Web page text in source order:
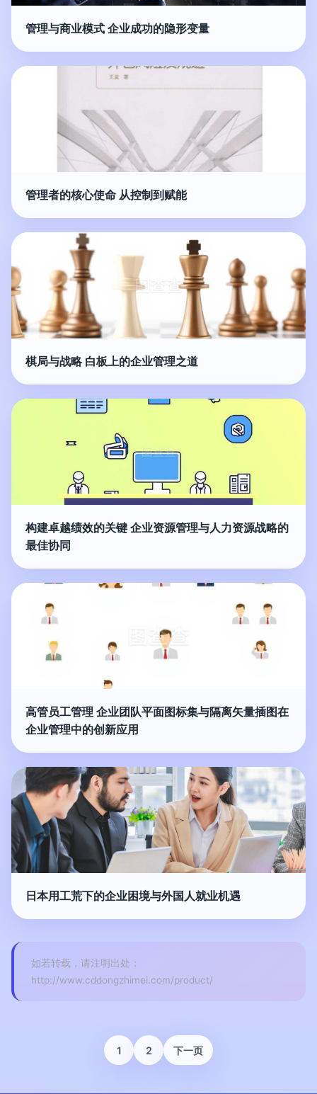
管理与商业模式 企业成功的隐形变量
管理者的核心使命 从控制到赋能
棋局与战略 白板上的企业管理之道
构建卓越绩效的关键 企业资源管理与人力资源战略的
最佳协同
高管员工管理 企业团队平面图标集与隔离矢量插图在
企业管理中的创新应用
日本用工荒下的企业困境与外国人就业机遇
如若转载，请注明出处：
http://www.cddongzhimei.com/product/
1 2 下一页